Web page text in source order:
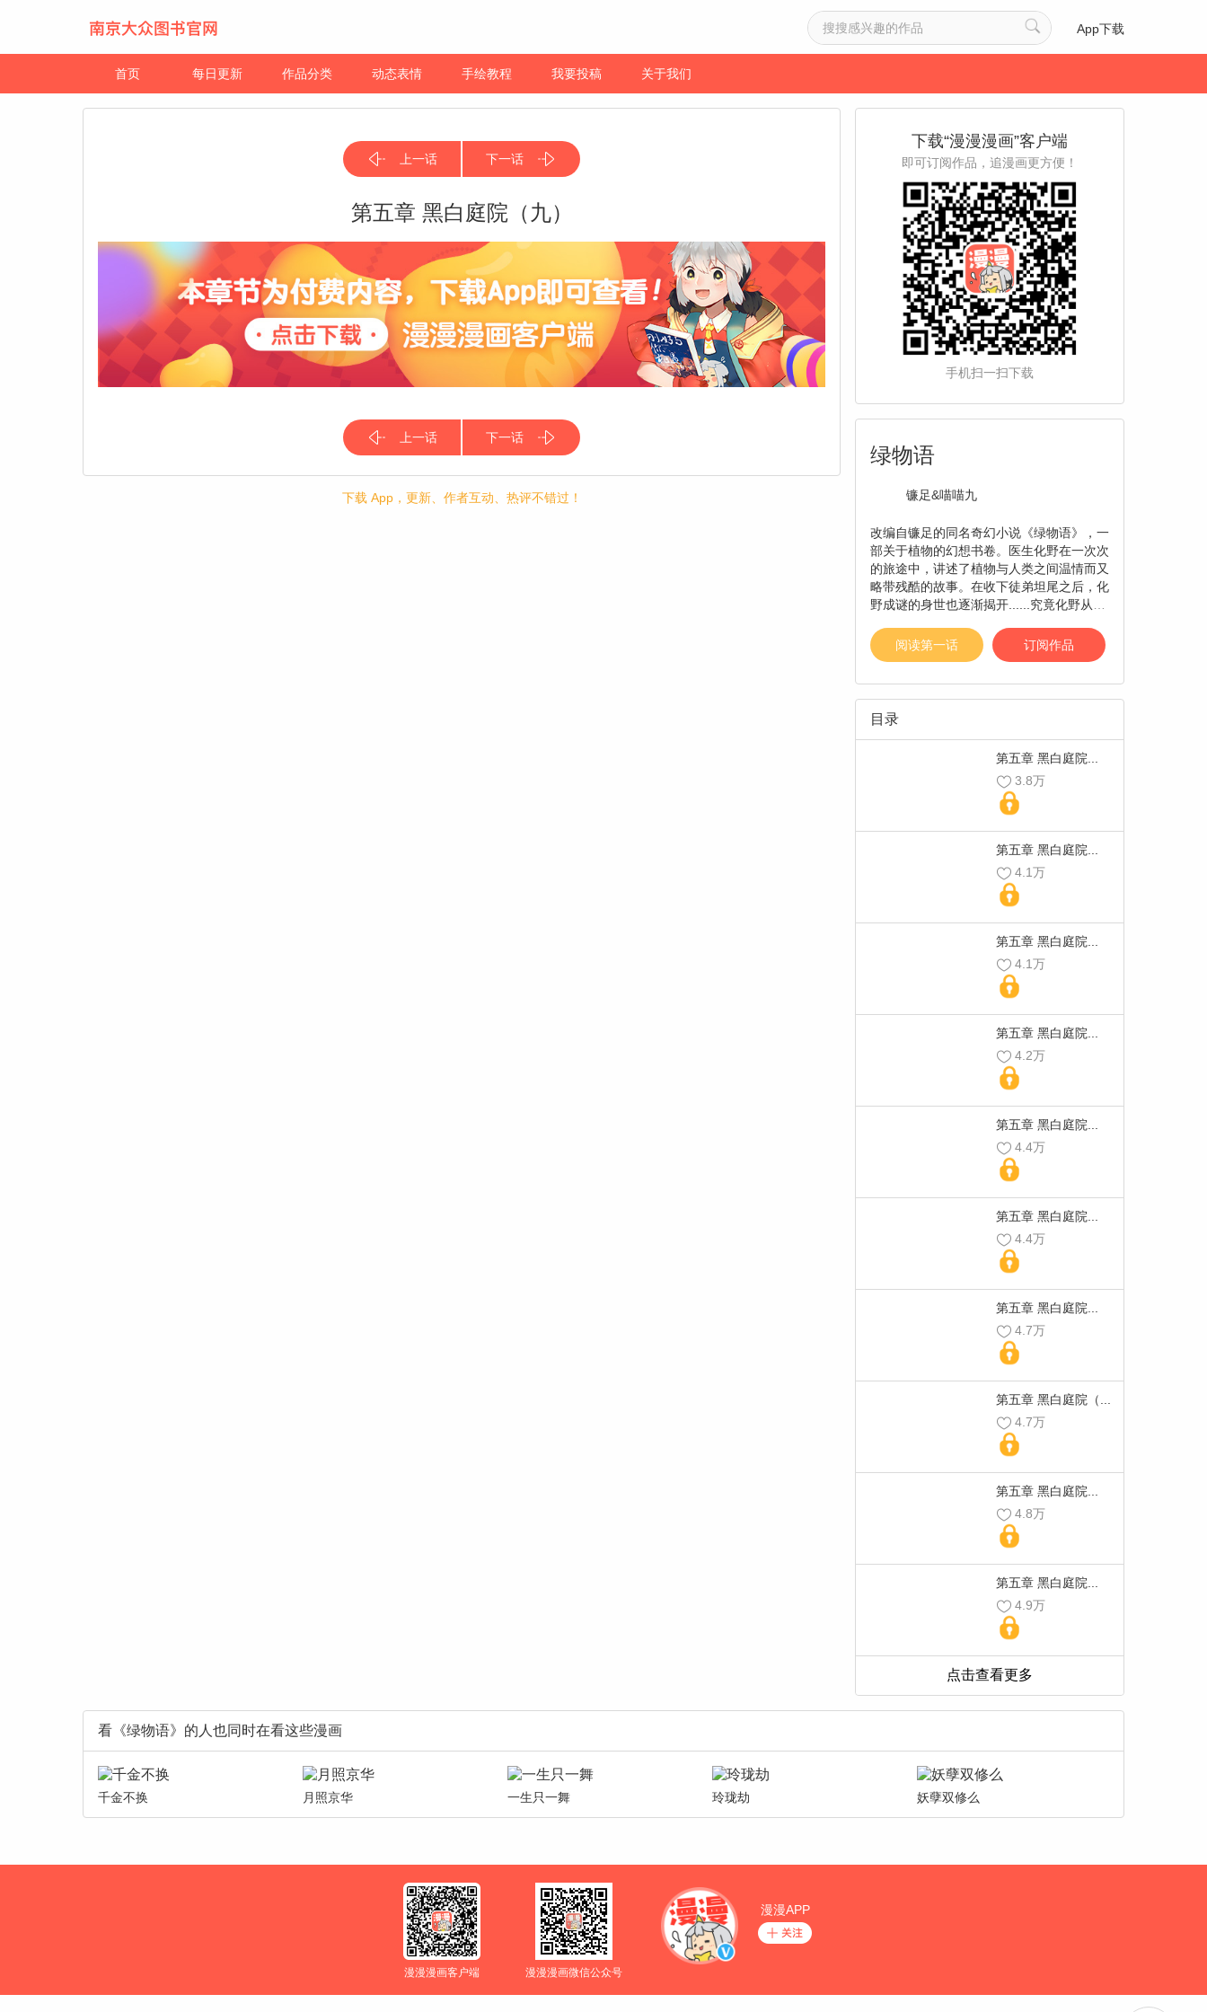
App下载
首页 每日更新 作品分类 动态表情 手绘教程 我要投稿 关于我们
上一话 下一话
第五章 黑白庭院（九）
上一话 下一话
下载 App，更新、作者互动、热评不错过！
下载“漫漫漫画”客户端
即可订阅作品，追漫画更方便！
手机扫一扫下载
绿物语
镰足&喵喵九
改编自镰足的同名奇幻小说《绿物语》，一
部关于植物的幻想书卷。医生化野在一次次
的旅途中，讲述了植物与人类之间温情而又
略带残酷的故事。在收下徒弟坦尾之后，化
野成谜的身世也逐渐揭开......究竟化野从何
与他产生过什么交集？一切都在———《绿
物语》【漫漫漫画独家，每周三更新 责
阅读第一话 订阅作品
目录
第五章 黑白庭院...
3.8万
第五章 黑白庭院...
4.1万
第五章 黑白庭院...
4.1万
第五章 黑白庭院...
4.2万
第五章 黑白庭院...
4.4万
第五章 黑白庭院...
4.4万
第五章 黑白庭院...
4.7万
第五章 黑白庭院（...
4.7万
第五章 黑白庭院...
4.8万
第五章 黑白庭院...
4.9万
看《绿物语》的人也同时在看这些漫画
千金不换 月照京华 一生只一舞 玲珑劫 妖孽双修么
漫漫漫画客户端 漫漫漫画微信公众号
漫漫APP